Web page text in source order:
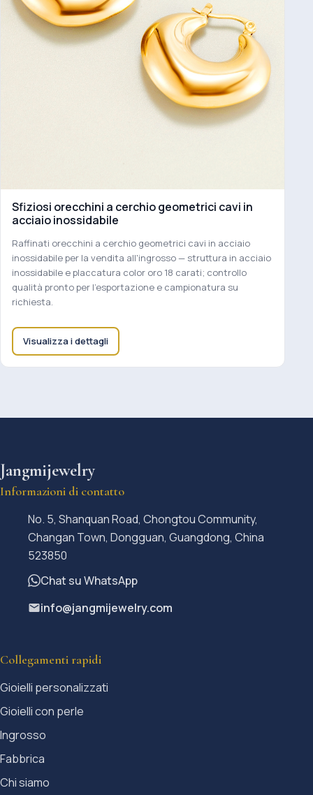
Sfiziosi orecchini a cerchio geometrici cavi in
acciaio inossidabile
Raffinati orecchini a cerchio geometrici cavi in acciaio
inossidabile per la vendita all'ingrosso — struttura in acciaio
inossidabile e placcatura color oro 18 carati; controllo
qualità pronto per l'esportazione e campionatura su
richiesta.
Visualizza i dettagli
Jangmijewelry
Informazioni di contatto
No. 5, Shanquan Road, Chongtou Community,
Changan Town, Dongguan, Guangdong, China
523850
Chat su WhatsApp
info@jangmijewelry.com
Collegamenti rapidi
Gioielli personalizzati
Gioielli con perle
Ingrosso
Fabbrica
Chi siamo